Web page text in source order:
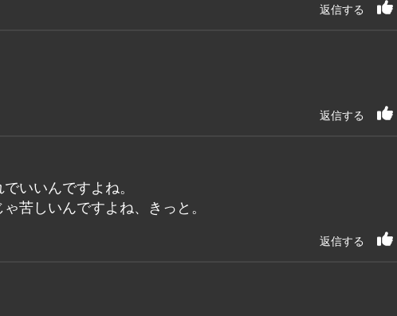
返信する
返信する
いいんですよね。
苦しいんですよね、きっと。
返信する